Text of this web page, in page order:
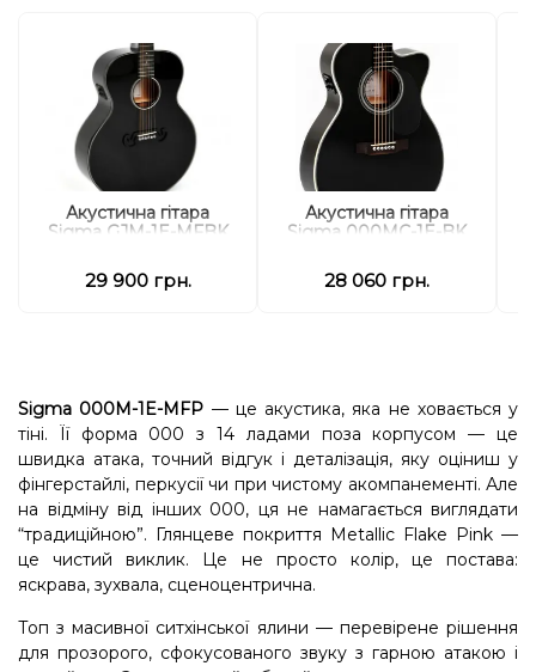
Акустична гітара
Sigma GJM-1E-MFBK
29 900 грн.
Акустична гітара
Sigma 000MC-1E-BK
28 060 грн.
Sigma 000M-1E-MFP — це акустика, яка не ховається у
тіні. Її форма 000 з 14 ладами поза корпусом — це
швидка атака, точний відгук і деталізація, яку оціниш у
фінгерстайлі, перкусії чи при чистому акомпанементі. Але
на відміну від інших 000, ця не намагається виглядати
“традиційною”. Глянцеве покриття Metallic Flake Pink —
це чистий виклик. Це не просто колір, це постава:
яскрава, зухвала, сценоцентрична.
Топ з масивної ситхінської ялини — перевірене рішення
для прозорого, сфокусованого звуку з гарною атакою і